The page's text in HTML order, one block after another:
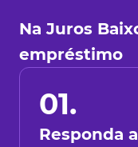
Na Juros
empréstimo
01.
Responda